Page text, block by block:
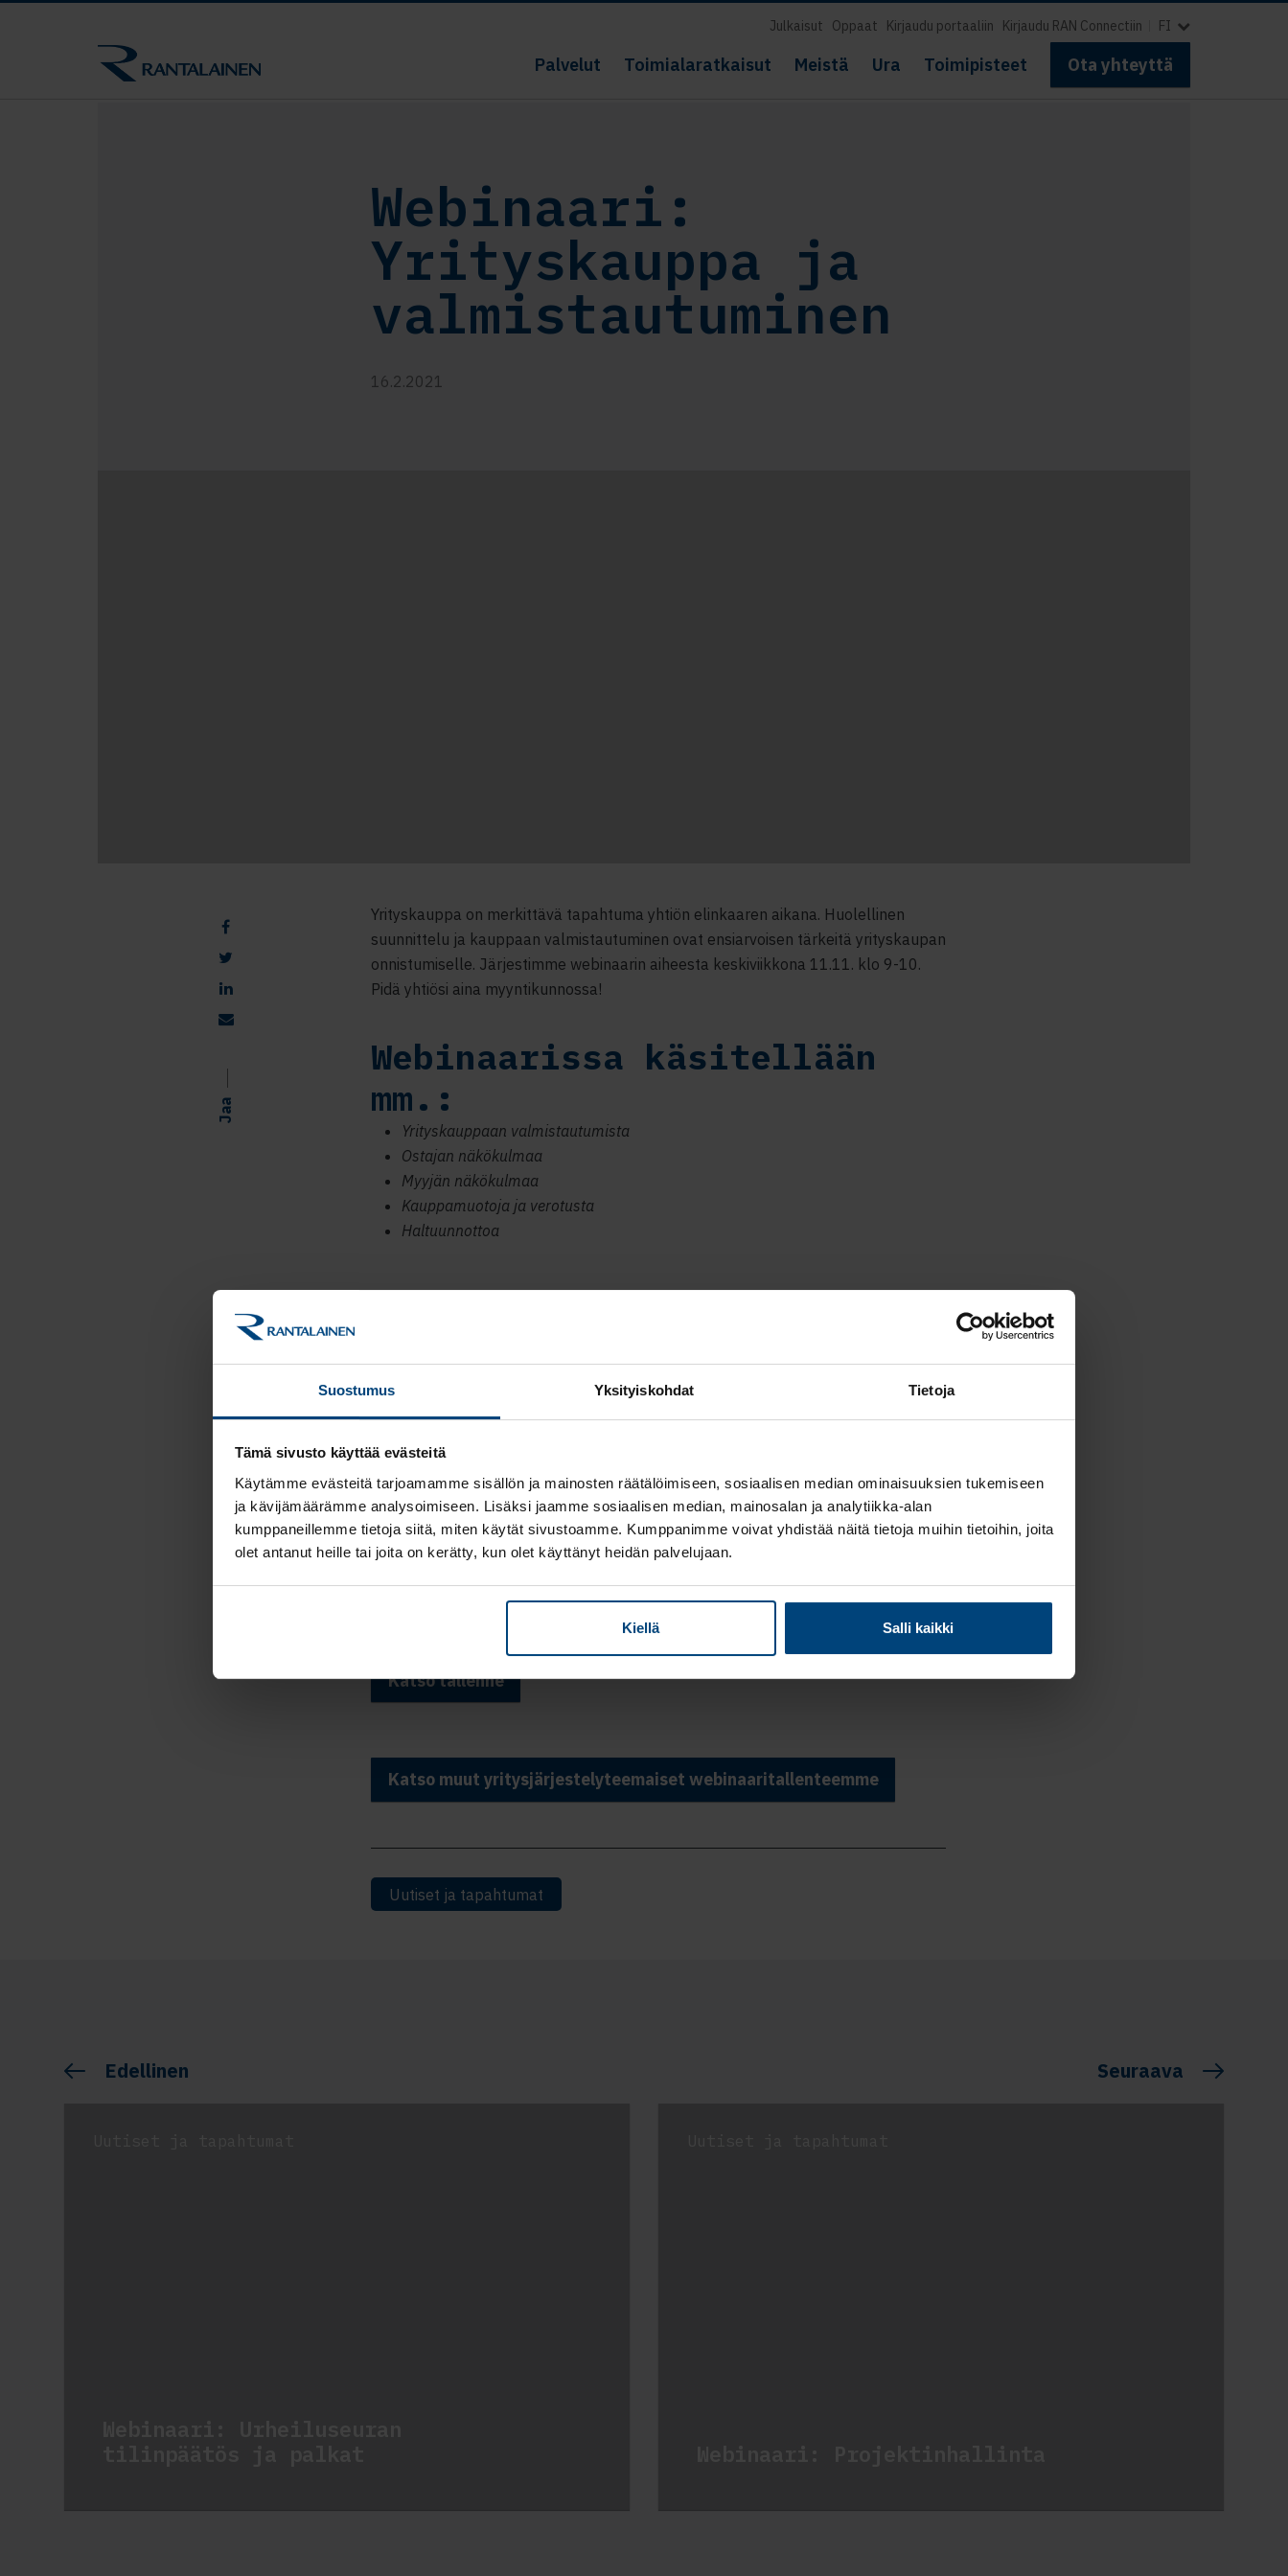
Suostumus Yksityiskohdat Tietoja
Tämä sivusto käyttää evästeitä
Käytämme evästeitä tarjoamamme sisällön ja mainosten räätälöimiseen, sosiaalisen median ominaisuuksien tukemiseen
ja kävijämäärämme analysoimiseen. Lisäksi jaamme sosiaalisen median, mainosalan ja analytiikka-alan
kumppaneillemme tietoja siitä, miten käytät sivustoamme. Kumppanimme voivat yhdistää näitä tietoja muihin tietoihin, joita
olet antanut heille tai joita on kerätty, kun olet käyttänyt heidän palvelujaan.
Kiellä Salli kaikki
Palvelut Toimialaratkaisut Meistä Ura Toimipisteet Ota yhteyttä
Julkaisut Oppaat Kirjaudu portaaliin Kirjaudu RAN Connectiin FI
Webinaari:
Yrityskauppa ja
valmistautuminen
16.2.2021
Yrityskauppa on merkittävä tapahtuma yhtiön elinkaaren aikana. Huolellinen
suunnittelu ja kauppaan valmistautuminen ovat ensiarvoisen tärkeitä yrityskaupan
onnistumiselle. Järjestimme webinaarin aiheesta keskiviikkona 11.11. klo 9-10.
Pidä yhtiösi aina myyntikunnossa!
Webinaarissa käsitellään
mm.:
Yrityskauppaan valmistautumista
Ostajan näkökulmaa
Myyjän näkökulmaa
Kauppamuotoja ja verotusta
Haltuunnottoa
Rantalaisen Asiantuntijapalveluiden johtajaHeikki Luukkonen
on lakiekonomi/KTM ja taloushallintoalan moniosaaja. Heikillä on pitkä kokemus
ja erikoisosaamista verotuksesta, yritysjärjestelyistä, yrityskaupoista ja
vaikeammissa erityiskysymyksissä.
Senior Tax Manager,Hannu Heinonsalmitoimii yritysjärjestelyiden,
yrityskauppojen ja sukupolvenvaihdosten asiantuntijana Rantalaisen
asiantuntijapalveluissa. Hannulla on pitkä kokemus verosuunnittelusta. Hannun
erityisosaamista ovat yritysjärjestelyt ja yrityskaupat.
Katso tallenne
Katso muut yritysjärjestelyteemaiset webinaaritallenteemme
Uutiset ja tapahtumat
Jaa
Edellinen Seuraava